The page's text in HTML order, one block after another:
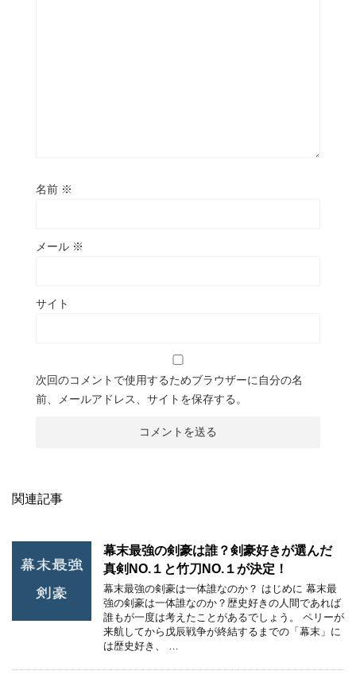
名前 ※
メール ※
サイト
次回のコメントで使用するためブラウザーに自分の名
前、メールアドレス、サイトを保存する。
関連記事
幕末最強の剣豪は誰？剣豪好きが選んだ
真剣NO.１と竹刀NO.１が決定！
幕末最強の剣豪は一体誰なのか？ はじめに 幕末最
強の剣豪は一体誰なのか？歴史好きの人間であれば
誰もが一度は考えたことがあるでしょう。 ペリーが
来航してから戊辰戦争が終結するまでの「幕末」に
は歴史好き、 …